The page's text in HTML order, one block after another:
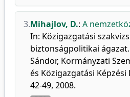
3.Mihajlov, D.: A
In: Közigazgatási
biztonságpolitikai ágazat.
Sándor, Kormányzati
és Közigazgatási
42-49, 2008.